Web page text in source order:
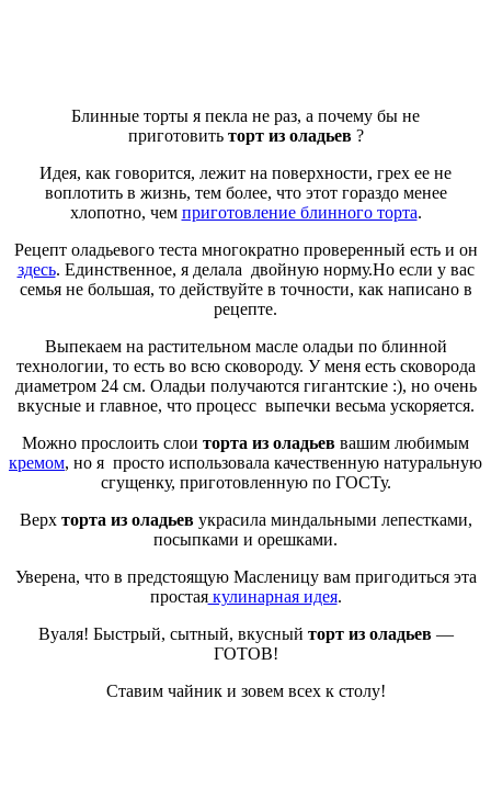
Блинные торты я пекла не раз, а почему бы не
приготовить торт из оладьев?
Идея, как говорится, лежит на поверхности, грех ее не
воплотить в жизнь, тем более, что этот гораздо менее
хлопотно, чем приготовление блинного торта.
Рецепт оладьевого теста многократно проверенный есть и он
здесь. Единственное, я делала двойную норму.Но если у вас
семья не большая, то действуйте в точности, как написано в
рецепте.
Выпекаем на растительном масле оладьи по блинной
технологии, то есть во всю сковороду. У меня есть сковорода
диаметром 24 см. Оладьи получаются гигантские :), но очень
вкусные и главное, что процесс выпечки весьма ускоряется.
Можно прослоить слои торта из оладьев вашим любимым
кремом, но я просто использовала качественную натуральную
сгущенку, приготовленную по ГОСТу.
Верх торта из оладьевукрасила миндальными лепестками,
посыпками и орешками.
Уверена, что в предстоящую Масленицу вам пригодиться эта
простаякулинарная идея.
Вуаля! Быстрый, сытный, вкусный торт из оладьев —
ГОТОВ!
Ставим чайник и зовем всех к столу!